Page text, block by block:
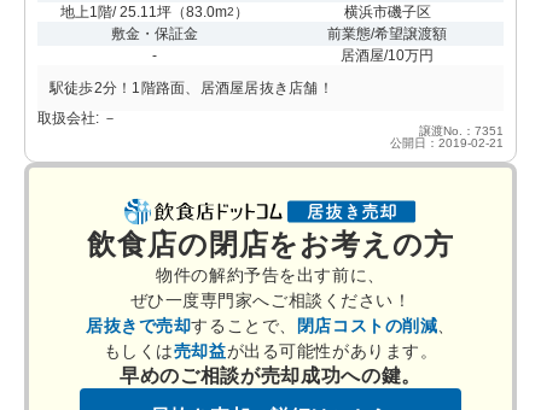
地上1階/ 25.11坪（83.0m2 ）
横浜市磯子区
敷金・保証金
-
前業態/希望譲渡額
居酒屋/10万円
駅徒歩2分！1階路面、居酒屋居抜き店舗！
取扱会社: －
譲渡No.：7351
公開日：2019-02-21
飲食店の閉店をお考えの方
物件の解約予告を出す前に、
ぜひ一度専門家へご相談ください！
居抜きで売却することで、 閉店コストの削減
もしくは売却益が出る可能性があります。
早めのご相談が売却成功への鍵。